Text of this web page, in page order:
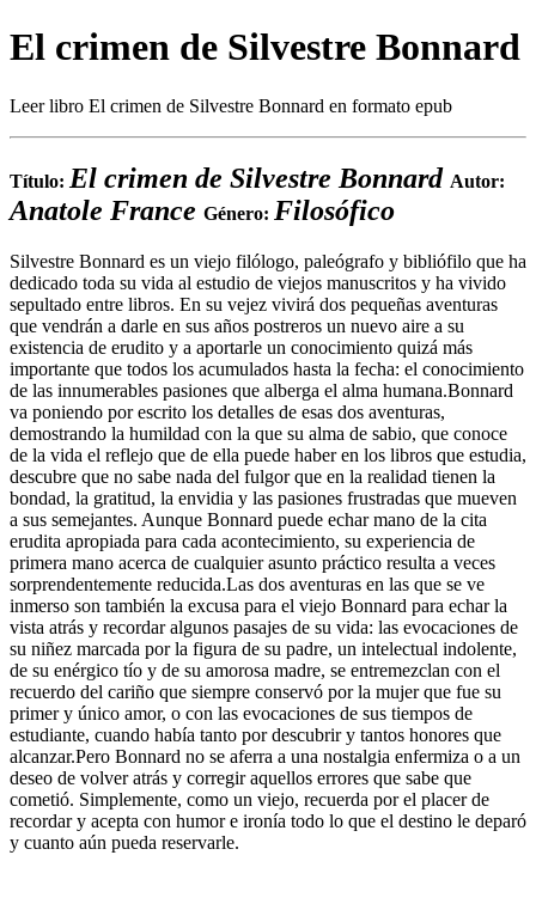
El crimen de Silvestre Bonnard
Leer libro El crimen de Silvestre Bonnard en formato epub
Título: El crimen de Silvestre Bonnard Autor:
Anatole France Género: Filosófico
Silvestre Bonnard es un viejo filólogo, paleógrafo y bibliófilo que ha
dedicado toda su vida al estudio de viejos manuscritos y ha vivido
sepultado entre libros. En su vejez vivirá dos pequeñas aventuras
que vendrán a darle en sus años postreros un nuevo aire a su
existencia de erudito y a aportarle un conocimiento quizá más
importante que todos los acumulados hasta la fecha: el conocimiento
de las innumerables pasiones que alberga el alma humana.Bonnard
va poniendo por escrito los detalles de esas dos aventuras,
demostrando la humildad con la que su alma de sabio, que conoce
de la vida el reflejo que de ella puede haber en los libros que estudia,
descubre que no sabe nada del fulgor que en la realidad tienen la
bondad, la gratitud, la envidia y las pasiones frustradas que mueven
a sus semejantes. Aunque Bonnard puede echar mano de la cita
erudita apropiada para cada acontecimiento, su experiencia de
primera mano acerca de cualquier asunto práctico resulta a veces
sorprendentemente reducida.Las dos aventuras en las que se ve
inmerso son también la excusa para el viejo Bonnard para echar la
vista atrás y recordar algunos pasajes de su vida: las evocaciones de
su niñez marcada por la figura de su padre, un intelectual indolente,
de su enérgico tío y de su amorosa madre, se entremezclan con el
recuerdo del cariño que siempre conservó por la mujer que fue su
primer y único amor, o con las evocaciones de sus tiempos de
estudiante, cuando había tanto por descubrir y tantos honores que
alcanzar.Pero Bonnard no se aferra a una nostalgia enfermiza o a un
deseo de volver atrás y corregir aquellos errores que sabe que
cometió. Simplemente, como un viejo, recuerda por el placer de
recordar y acepta con humor e ironía todo lo que el destino le deparó
y cuanto aún pueda reservarle.